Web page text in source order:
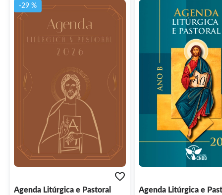
-29 %
Agenda Litúrgica e Pastoral
Agenda Litúrgica e